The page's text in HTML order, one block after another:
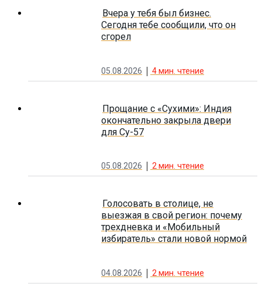
Вчера у тебя был бизнес.
Сегодня тебе сообщили, что он
сгорел
05.08.2026 4мин. чтение
Прощание с «Сухими»: Индия
окончательно закрыла двери
для Су-57
05.08.2026 2 мин. чтение
Голосовать в столице, не
выезжая в свой регион: почему
трехдневка и «Мобильный
избиратель» стали новой нормой
04.08.2026 2 мин. чтение